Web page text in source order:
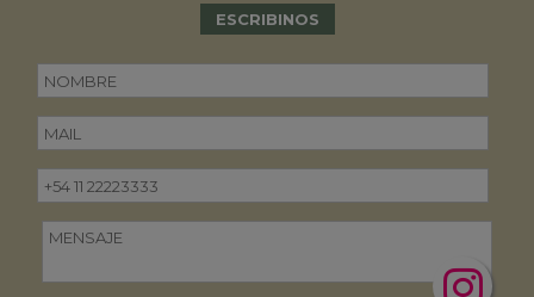
ESCRIBINOS